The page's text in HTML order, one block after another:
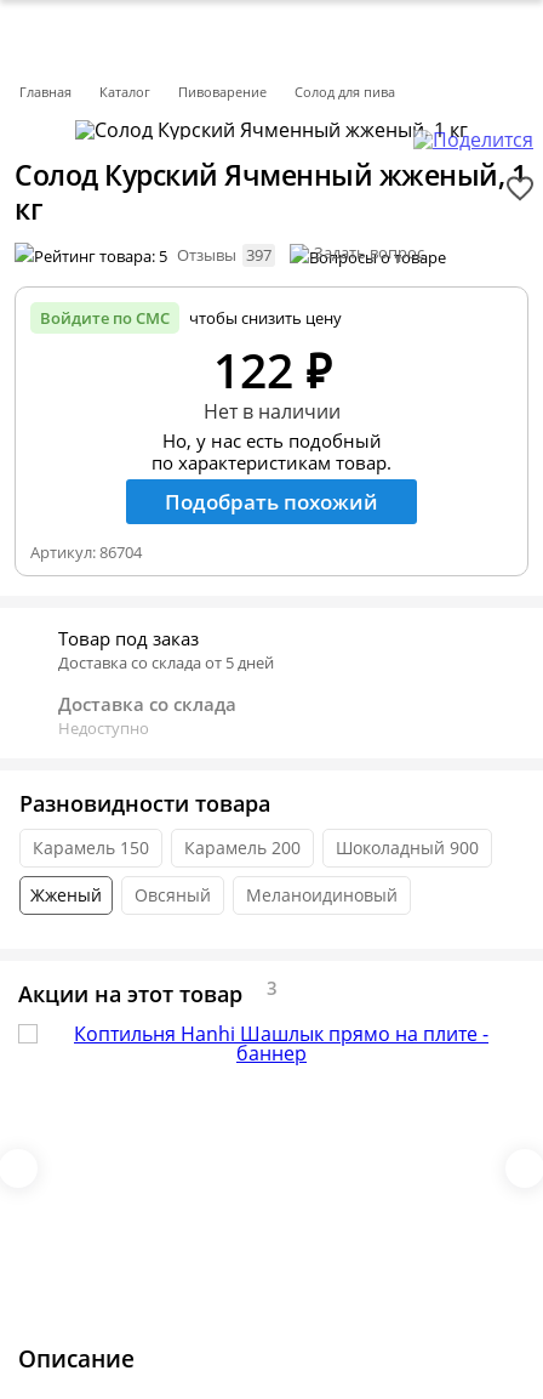
Главная Каталог Пивоварение Солод для пива
Солод Курский Ячменный жженый, 1
кг
Отзывы 397 Задать вопрос
Войдите по СМС чтобы снизить цену
122 ₽
Нет в наличии
Но, у нас есть подобный
по характеристикам товар.
Подобрать похожий
Артикул:86704
Товар под заказ
Доставка со склада от 5 дней
Доставка со склада
Недоступно
Разновидности товара
Карамель 150 Карамель 200 Шоколадный 900
Жженый Овсяный Меланоидиновый
Акции на этот товар 3
Описание